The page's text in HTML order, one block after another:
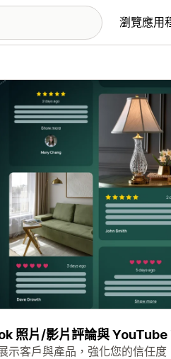
瀏覽應用
照片/影片評論與 YouTube
客戶與產品，強化您的信任度